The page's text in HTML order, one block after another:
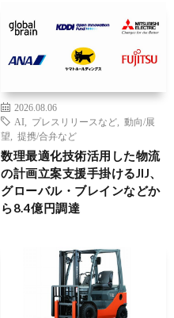
2026.08.06
AI
プレスリリースなど
動向/展
望
提携/合弁など
数理最適化技術活用した物流
の計画立案支援手掛けるJIJ、
グローバル・ブレインなどか
ら8.4億円調達